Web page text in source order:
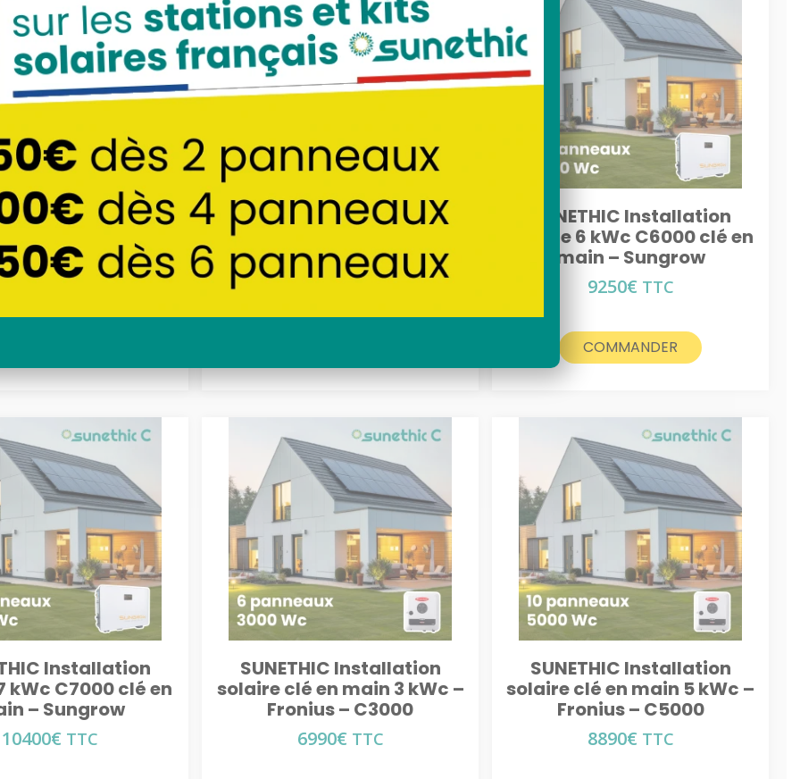
solaires Autres
Installation
C4000 clé en
– Sungrow
7250
SUNETHIC Installation
solaire 5kWc C5000 clé en
main – Sungrow
8550 €
SUNETHIC Installation
solaire 6 kWc C6000 clé en
main – Sungrow
9250€ TTC
COMMANDER
Installation
kWc C7000 clé en
– Sungrow
10400€ TTC
SUNETHIC Installation
solaire clé en main 3 kWc –
Fronius – C3000
6990€ TTC
SUNETHIC Installation
solaire clé en main 5 kWc –
Fronius – C5000
8890€ TTC